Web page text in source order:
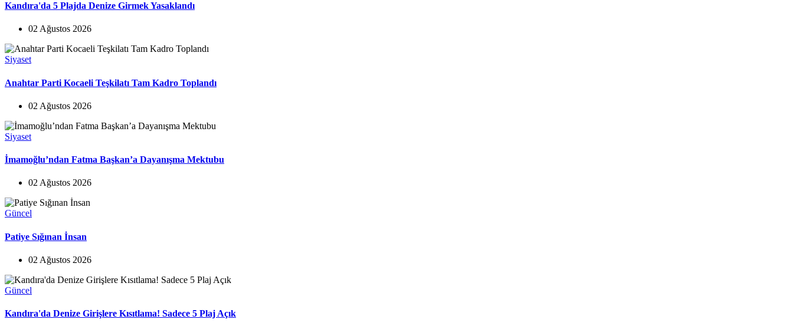
Kandıra'da 5 Plajda Denize Girmek Yasaklandı
02 Ağustos 2026
Siyaset
Anahtar Parti Kocaeli Teşkilatı Tam Kadro Toplandı
02 Ağustos 2026
Siyaset
İmamoğlu’ndan Fatma Başkan’a Dayanışma Mektubu
02 Ağustos 2026
Güncel
Patiye Sığınan İnsan
02 Ağustos 2026
Güncel
Kandıra'da Denize Girişlere Kısıtlama! Sadece 5 Plaj Açık